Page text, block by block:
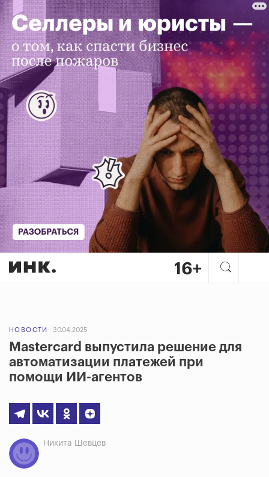
НОВОСТИ 30.04.2025
Mastercard выпустила решение для
автоматизации платежей при
помощи ИИ-агентов
Никита Шевцев